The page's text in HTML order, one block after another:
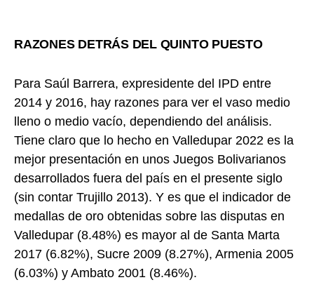
RAZONES DETRÁS DEL QUINTO PUESTO
Para Saúl Barrera, expresidente del IPD entre
2014 y 2016, hay razones para ver el vaso medio
lleno o medio vacío, dependiendo del análisis.
Tiene claro que lo hecho en Valledupar 2022 es la
mejor presentación en unos Juegos Bolivarianos
desarrollados fuera del país en el presente siglo
(sin contar Trujillo 2013). Y es que el indicador de
medallas de oro obtenidas sobre las disputas en
Valledupar (8.48%) es mayor al de Santa Marta
2017 (6.82%), Sucre 2009 (8.27%), Armenia 2005
(6.03%) y Ambato 2001 (8.46%).